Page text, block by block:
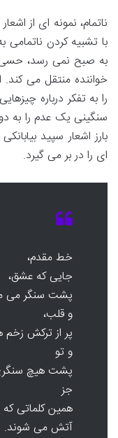
ناتمام، نمونه ای از
با تشبیه کردن
به صبح نمی رسد، حسی
خواننده منتقل می
را به تفکر درباره
سنگینی یک عدم را به
بارز اشعار سپید
ای را در بر می گیرد.
خط مقدم،
جایی که عشق،
پشت سنگر می
و قلب،
پر از ترکش
و تو
پشت هیچ
جز
همین کلماتی که
آتش می شوند.